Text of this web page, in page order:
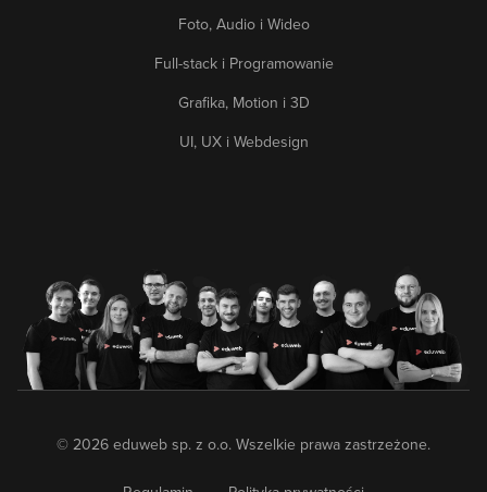
Foto, Audio i Wideo
Full-stack i Programowanie
Grafika, Motion i 3D
UI, UX i Webdesign
© 2026 eduweb sp. z o.o. Wszelkie prawa zastrzeżone.